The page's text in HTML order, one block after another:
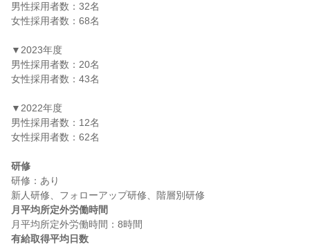
男性採用者数：32名
女性採用者数：68名
▼2023年度
男性採用者数：20名
女性採用者数：43名
▼2022年度
男性採用者数：12名
女性採用者数：62名
研修
研修：あり
月平均所定外労働時間
有給取得平均日数